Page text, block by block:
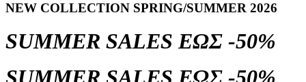
NEW COLLECTION SPRING/SUMMER 2026
SUMMER SALES ΕΩΣ -50%